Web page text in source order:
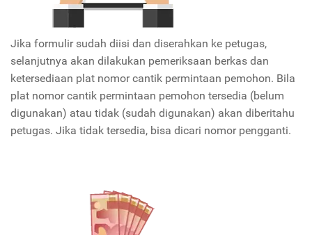
Jika formulir sudah diisi dan diserahkan ke petugas,
selanjutnya akan dilakukan pemeriksaan berkas dan
ketersediaan plat nomor cantik permintaan pemohon. Bila
plat nomor cantik permintaan pemohon tersedia (belum
digunakan) atau tidak (sudah digunakan) akan diberitahu
petugas. Jika tidak tersedia, bisa dicari nomor pengganti.